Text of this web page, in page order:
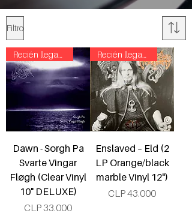
Filtro
Dawn - Sorgh Pa
Svarte Vingar
Fløgh (Clear Vinyl
10" DELUXE)
Precio
CLP 33.000
Enslaved – Eld (2
LP Orange/black
marble Vinyl 12")
Precio
CLP 43.000